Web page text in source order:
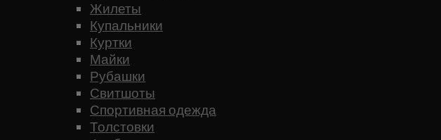
Жилеты
Купальники
Куртки
Майки
Рубашки
Свитшоты
Спортивная одежда
Толстовки